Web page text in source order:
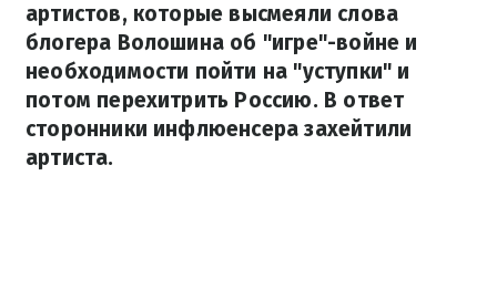
артистов, которые высмеяли слова
блогера Волошина об "игре"-войне и
необходимости пойти на "уступки" и
потом перехитрить Россию. В ответ
сторонники инфлюенсера захейтили
артиста.